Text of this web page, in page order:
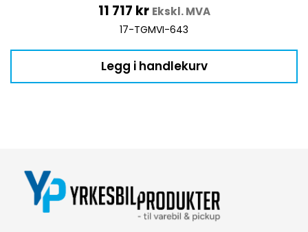
11 717 kr Ekskl. MVA
17-TGMVI-643
Legg i handlekurv